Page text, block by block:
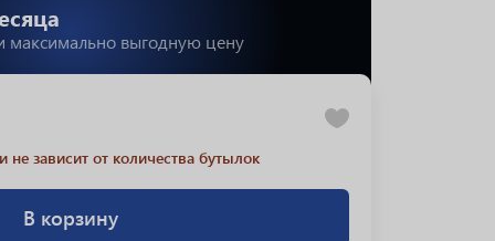
максимально выгодную цену
зависит от количества бутылок
В корзину